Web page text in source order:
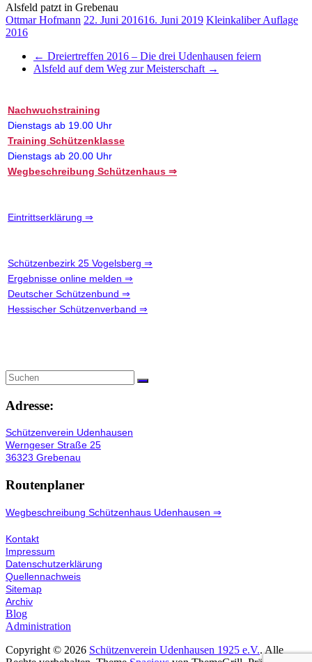
Alsfeld patzt in Grebenau
Ottmar Hofmann 22. Juni 201616. Juni 2019 Kleinkaliber Auflage
2016
← Dreiertreffen 2016 – Die drei Udenhausen feiern
Alsfeld auf dem Weg zur Meisterschaft →
Nachwuchstraining
Dienstags ab 19.00 Uhr
Training Schützenklasse
Dienstags ab 20.00 Uhr
Wegbeschreibung Schützenhaus ⇒
Eintrittserklärung ⇒
Schützenbezirk 25 Vogelsberg ⇒
Ergebnisse online melden ⇒
Deutscher Schützenbund ⇒
Hessischer Schützenverband ⇒
Adresse:
Schützenverein Udenhausen
Werngeser Straße 25
36323 Grebenau
Routenplaner
Wegbeschreibung Schützenhaus Udenhausen ⇒
Kontakt
Impressum
Datenschutzerklärung
Quellennachweis
Sitemap
Archiv
Blog
Administration
Copyright © 2026 Schützenverein Udenhausen 1925 e.V.. Alle